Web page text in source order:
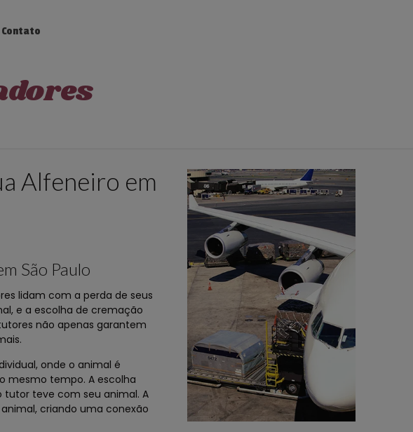
Contato
Alfeneiro em
São Paulo
lidam com a perda de seus
e a escolha de cremação
não apenas garantem
onde o animal é
mesmo tempo. A escolha
teve com seu animal. A
criando uma conexão